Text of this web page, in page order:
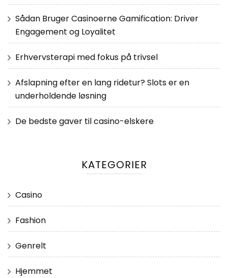
Sådan Bruger Casinoerne Gamification: Driver
Engagement og Loyalitet
Erhvervsterapi med fokus på trivsel
Afslapning efter en lang ridetur? Slots er en
underholdende løsning
De bedste gaver til casino-elskere
KATEGORIER
Casino
Fashion
Genrelt
Hjemmet